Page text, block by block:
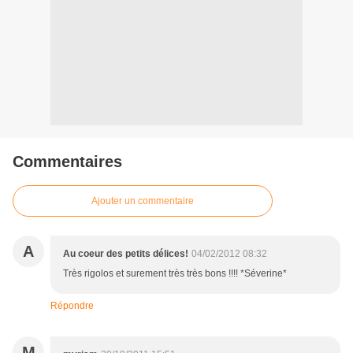
Commentaires
Ajouter un commentaire
A Au coeur des petits délices! 04/02/2012 08:32
Très rigolos et surement très très bons !!!! *Séverine*
Répondre